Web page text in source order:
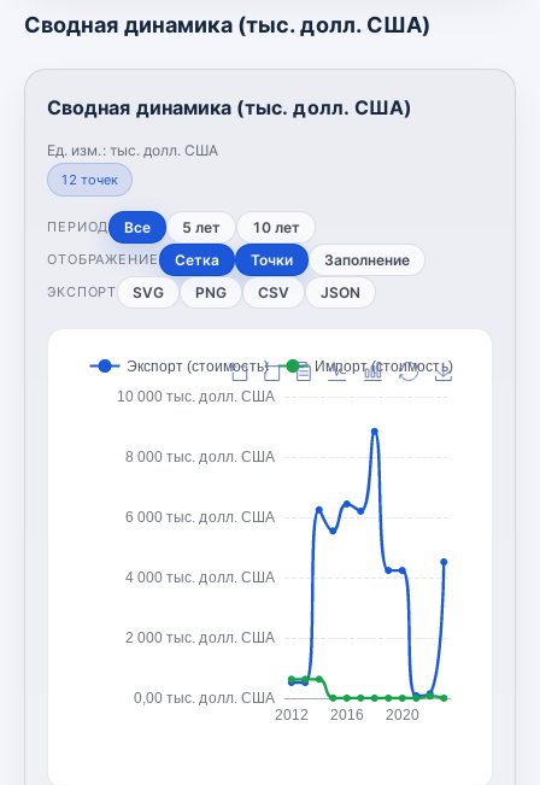
Сводная динамика (тыс. долл. США)
Сводная динамика (тыс. долл. США)
Ед. изм.: тыс. долл. США
12 точек
ПЕРИОД Все 5 лет 10 лет
ОТОБРАЖЕНИЕ Сетка Точки Заполнение
ЭКСПОРТ SVG PNG CSV JSON
0,00 тыс. долл. США
2 000 тыс. долл. США
4 000 тыс. долл. США
6 000 тыс. долл. США
8 000 тыс. долл. США
10 000 тыс. долл. США
2012 2016 2020
Экспорт (стоимость) Импорт (стоимость)